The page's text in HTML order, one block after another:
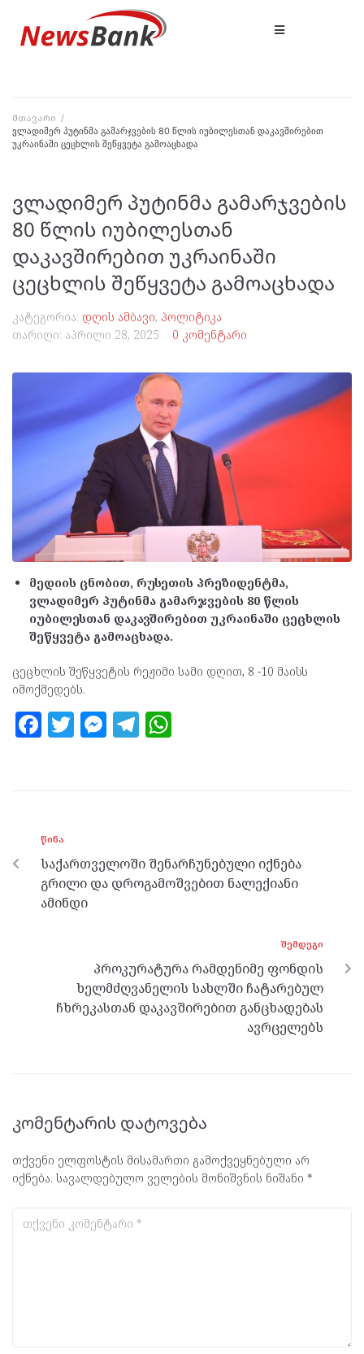
მთავარი /
ვლადიმერ პუტინმა გამარჯვების 80 წლის იუბილესთან დაკავშირებით
უკრაინაში ცეცხლის შეწყვეტა გამოაცხადა
ვლადიმერ პუტინმა გამარჯვების
80 წლის იუბილესთან
დაკავშირებით უკრაინაში
ცეცხლის შეწყვეტა გამოაცხადა
კატეგორია: დღის ამბავი, პოლიტიკა
თარიღი: აპრილი 28, 2025 0 კომენტარი
მედიის ცნობით, რუსეთის პრეზიდენტმა,
ვლადიმერ პუტინმა გამარჯვების 80 წლის
იუბილესთან დაკავშირებით უკრაინაში ცეცხლის
შეწყვეტა გამოაცხადა.
ცეცხლის შეწყვეტის რეჟიმი სამი დღით, 8 -10 მაისს
იმოქმედებს.
F
o
o
k
T M
er
T
m p
p
ᲬᲘᲜᲐ
საქართველოში შენარჩუნებული იქნება
გრილი და დროგამოშვებით ნალექიანი
ამინდი
ᲨᲔᲛᲓᲔᲒᲘ
პროკურატურა რამდენიმე ფონდის
ხელმძღვანელის სახლში ჩატარებულ
ჩხრეკასთან დაკავშირებით განცხადებას
ავრცელებს
კომენტარის დატოვება
თქვენი ელფოსტის მისამართი გამოქვეყნებული არ
იქნება. სავალდებულო ველების მონიშვნის ნიშანი *